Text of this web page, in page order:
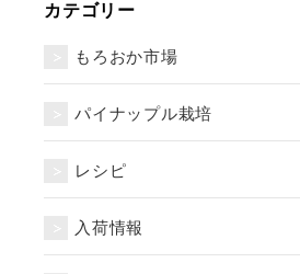
カテゴリー
もろおか市場
パイナップル栽培
レシピ
入荷情報